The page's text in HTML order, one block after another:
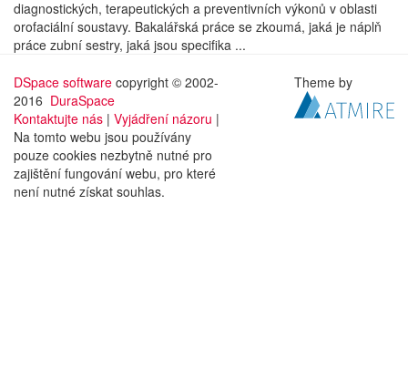
diagnostických, terapeutických a preventivních výkonů v oblasti
orofaciální soustavy. Bakalářská práce se zkoumá, jaká je náplň
práce zubní sestry, jaká jsou specifika ...
DSpace software copyright © 2002-
2016 DuraSpace
Kontaktujte nás | Vyjádření názoru |
Na tomto webu jsou používány
pouze cookies nezbytně nutné pro
zajištění fungování webu, pro které
není nutné získat souhlas.
Theme by